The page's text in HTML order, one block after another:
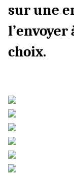
sur une
choix.